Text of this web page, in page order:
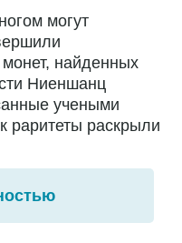
могут
найденных
Ниеншанц
учеными
раритеты раскрыли